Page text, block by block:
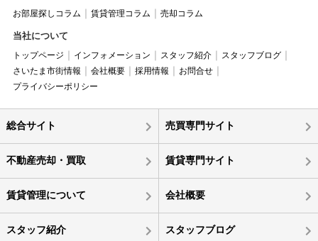
お部屋探しコラム 賃貸管理コラム 売却コラム
当社について
トップページ インフォメーション スタッフ紹介
スタッフブログ
さいたま市街情報
会社概要 採用情報
お問合せ
プライバシーポリシー
総合サイト 売買専門サイト
不動産売却・買取 賃貸専門サイト
賃貸管理について 会社概要
スタッフ紹介 スタッフブログ